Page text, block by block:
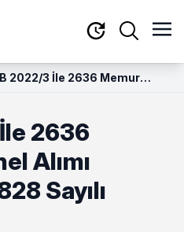
2022/3 İle 2636 Memur
2636
Alımı
Sayılı